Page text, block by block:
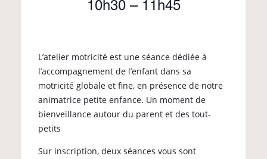
L’atelier motricité est une séance dédiée à
l’accompagnement de l’enfant dans sa
motricité globale et fine, en présence de notre
animatrice petite enfance. Un moment de
bienveillance autour du parent et des tout-
petits
Sur inscription, deux séances vous sont